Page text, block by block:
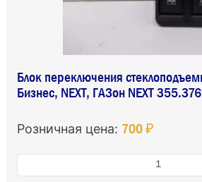
Блок переключения
Бизнес, NEXT, ГАЗон NEXT
Розничная цена: 700 ₽